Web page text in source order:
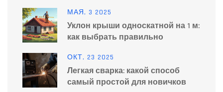
МАЯ, 3 2025
Уклон крыши односкатной на 1 м:
как выбрать правильно
ОКТ, 23 2025
Легкая сварка: какой способ
самый простой для новичков